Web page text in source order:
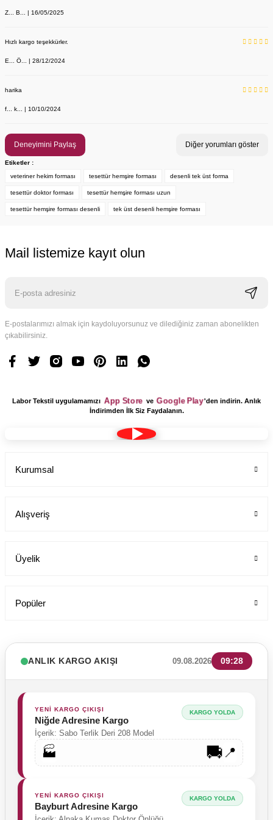
YENİ ÜRÜN
Labor Medikal Tekstil
199,00 TL
Kadın Pantolon Alpaka Kemerli Boru Paça Yandan Cepli
Dr Elastik Pantolon Kadın Likralı Kumaş
Z... B... | 16/05/2025
Hızlı kargo teşekkürler.
E... Ö... | 28/12/2024
harika
f... k... | 10/10/2024
Deneyimini Paylaş Diğer yorumları göster
Etiketler :
veteriner hekim forması
tesettür hemşire forması desenli tek üst forma
tesettür doktor forması tesettür hemşire forması uzun
tesettür hemşire forması desenli tek üst desenli hemşire forması
Mail listemize kayıt olun
E-postalarımızı almak için kaydoluyorsunuz ve dilediğiniz zaman abonelikten
çıkabilirsiniz.
Labor Tekstil uygulamamızı App Store ve Google Play 'den indirin. Anlık
İndirimden İlk Siz Faydalanın.
Kurumsal
Alışveriş
Üyelik
Popüler
ANLIK KARGO AKIŞI 09.08.2026 09:28
YENİ KARGO ÇIKIŞI
Malatya Adresine Kargo
İçerik: Erkek Sabo Terlik
KARGO YOLDA
🏭
🚚 📍
YENİ KARGO ÇIKIŞI
Niğde Adresine Kargo
KARGO YOLDA